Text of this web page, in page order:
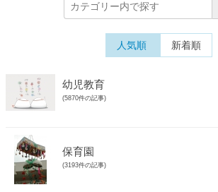
人気順 新着順
幼児教育
(5870件の記事)
保育園
(3193件の記事)